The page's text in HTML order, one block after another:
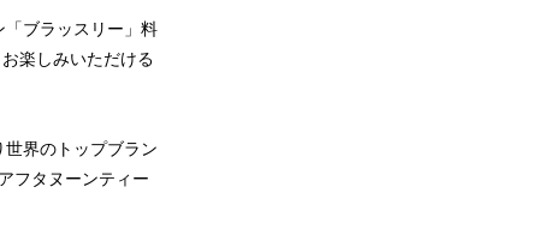
「ブラッスリー」料
楽しみいただける
界のトップブラン
フタヌーンティー